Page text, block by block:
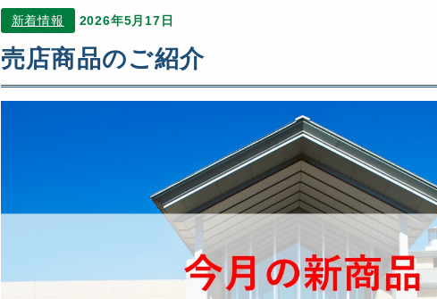
新着情報 2026年5月17日
売店商品のご紹介